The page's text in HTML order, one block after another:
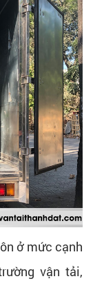
ở mức cạnh
vận tải,